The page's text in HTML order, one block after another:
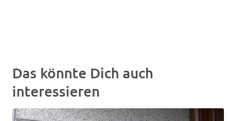
Das könnte Dich auch
interessieren